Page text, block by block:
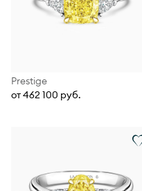
Prestige
от 462 100 руб.